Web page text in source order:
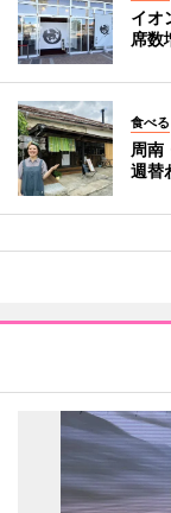
イオ
席数
食べる
周南
週替